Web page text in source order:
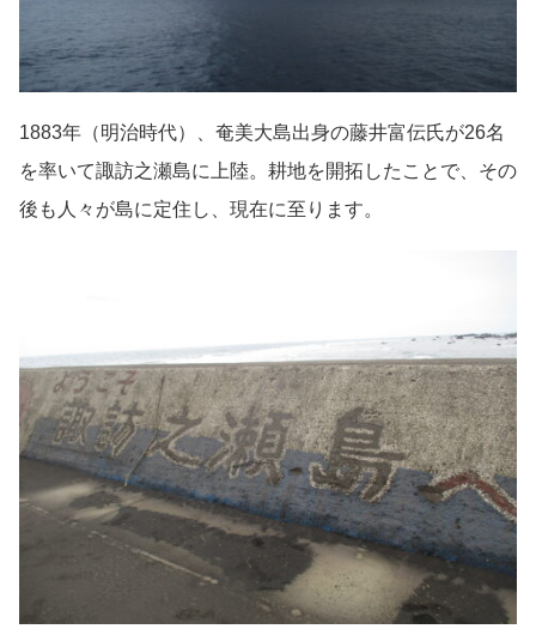
1883年（明治時代）、奄美大島出身の藤井富伝氏が26名
を率いて諏訪之瀬島に上陸。耕地を開拓したことで、その
後も人々が島に定住し、現在に至ります。